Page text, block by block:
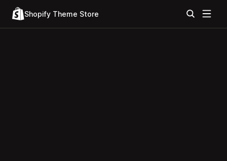
Shopify Theme Store